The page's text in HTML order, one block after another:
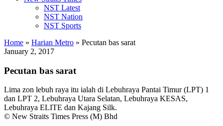
NST Latest
NST Nation
NST Sports
Home » Harian Metro » Pecutan bas sarat
January 2, 2017
Pecutan bas sarat
Lima zon lebuh raya itu ialah di Lebuhraya Pantai Timur (LPT) 1
dan LPT 2, Lebuhraya Utara Selatan, Lebuhraya KESAS,
Lebuhraya ELITE dan Kajang Silk.
© New Straits Times Press (M) Bhd